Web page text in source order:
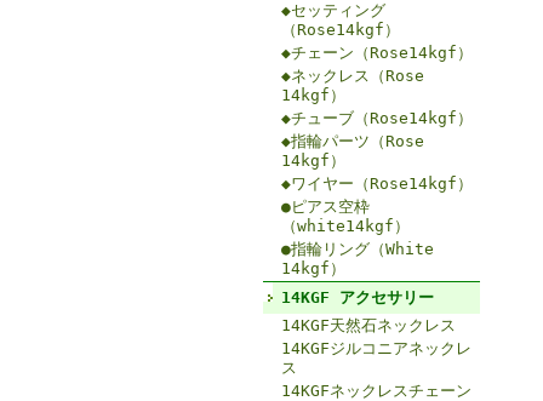
◆セッティング
（Rose14kgf）
◆チェーン（Rose14kgf）
◆ネックレス（Rose
14kgf）
◆チューブ（Rose14kgf）
◆指輪パーツ（Rose
14kgf）
◆ワイヤー（Rose14kgf）
●ピアス空枠
（white14kgf）
●指輪リング（White
14kgf）
14KGF アクセサリー
14KGF天然石ネックレス
14KGFジルコニアネックレ
ス
14KGFネックレスチェーン